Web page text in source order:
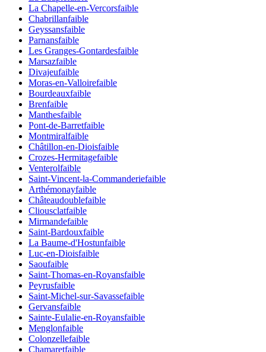
La Chapelle-en-Vercorsfaible
Chabrillanfaible
Geyssansfaible
Parnansfaible
Les Granges-Gontardesfaible
Marsazfaible
Divajeufaible
Moras-en-Valloirefaible
Bourdeauxfaible
Brenfaible
Manthesfaible
Pont-de-Barretfaible
Montmiralfaible
Châtillon-en-Dioisfaible
Crozes-Hermitagefaible
Venterolfaible
Saint-Vincent-la-Commanderiefaible
Arthémonayfaible
Châteaudoublefaible
Cliousclatfaible
Mirmandefaible
Saint-Bardouxfaible
La Baume-d'Hostunfaible
Luc-en-Dioisfaible
Saoufaible
Saint-Thomas-en-Royansfaible
Peyrusfaible
Saint-Michel-sur-Savassefaible
Gervansfaible
Sainte-Eulalie-en-Royansfaible
Menglonfaible
Colonzellefaible
Chamaretfaible